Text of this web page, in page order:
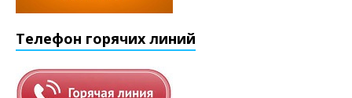
Телефон горячих линий